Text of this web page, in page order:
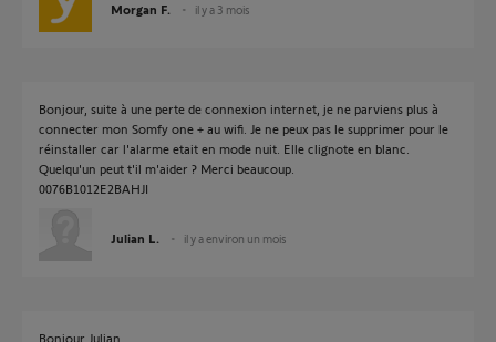
Morgan F. il y a 3 mois
Bonjour, suite à une perte de connexion internet, je ne parviens plus à
connecter mon Somfy one + au wifi. Je ne peux pas le supprimer pour le
réinstaller car l'alarme etait en mode nuit. Elle clignote en blanc.
Quelqu'un peut t'il m'aider ? Merci beaucoup.
0076B1012E2BAHJI
Julian L. il y a environ un mois
Bonjour Julian,